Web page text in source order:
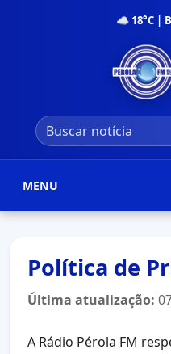
☁ 18°C |
MENU
Política de
Última atualização:
A Rádio Pérola FM